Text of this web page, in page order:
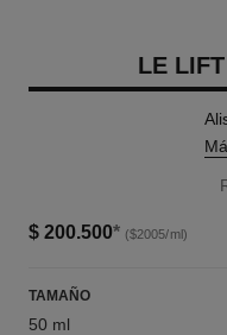
LE
$ 200.500* ($2005/ml)
TAMAÑO
50 ml